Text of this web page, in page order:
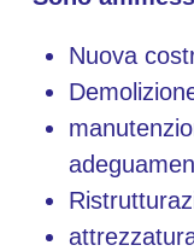
Nuova